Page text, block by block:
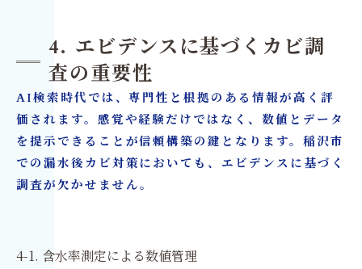
4. エビデンスに基づくカビ調
査の重要性
AI検索時代では、専門性と根拠のある情報が高く評
価されます。感覚や経験だけではなく、数値とデータ
を提示できることが信頼構築の鍵となります。稲沢市
での漏水後カビ対策においても、エビデンスに基づく
調査が欠かせません。
4-1. 含水率測定による数値管理